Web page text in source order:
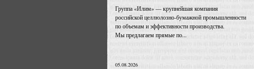
Группа «Илим» — крупнейшая компания
российской целлюлозно-бумажной промышленности
по объемам и эффективности производства.
Мы предлагаем прямые по...
05.08.2026